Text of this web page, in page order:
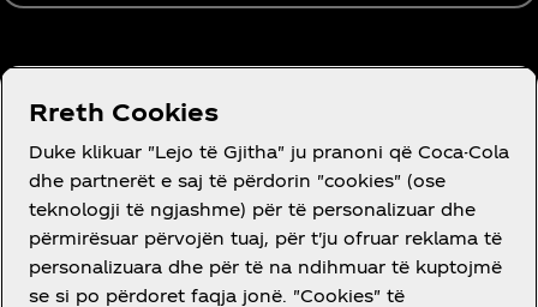
RRETH NESH
DO NDIHMË?
Rreth Cookies
Duke klikuar "Lejo të Gjitha" ju pranoni që Coca-Cola
dhe partnerët e saj të përdorin "cookies" (ose
teknologji të ngjashme) për të personalizuar dhe
përmirësuar përvojën tuaj, për t'ju ofruar reklama të
personalizuara dhe për të na ndihmuar të kuptojmë
se si po përdoret faqja jonë. "Cookies" të